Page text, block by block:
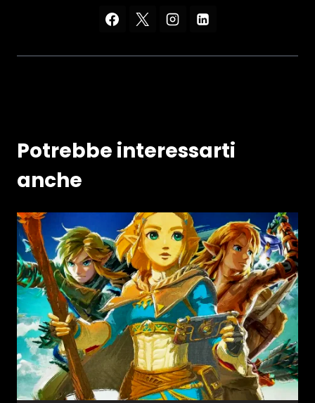
Potrebbe interessarti
anche